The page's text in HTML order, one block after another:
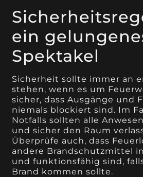
ein
Spektakel
Sicherheit sollte immer an
stehen, wenn es um
sicher, dass Ausgänge und
niemals blockiert sind. Im
Notfalls sollten alle
und sicher den Raum
Überprüfe auch, dass
andere Brandschutzmittel
und funktionsfähig sind,
Brand kommen sollte.